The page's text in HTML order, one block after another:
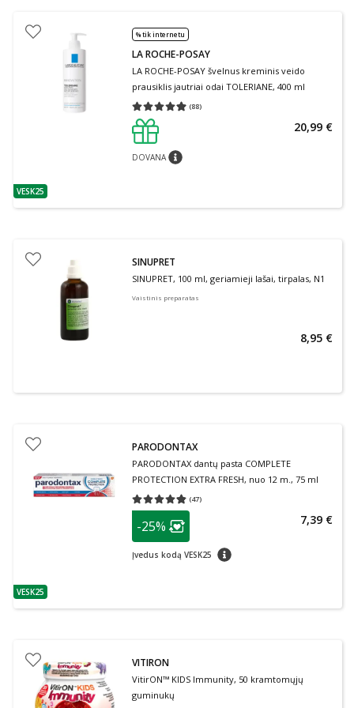
patarimas
VESK25
% tik internetu
LA ROCHE-POSAY
LA ROCHE-POSAY švelnus kreminis veido
prausiklis jautriai odai TOLERIANE, 400 ml
(88)
Vidutinis įvertinimas 4.91
DOVANApatarimas
20,99 €
SINUPRET
SINUPRET, 100 ml, geriamieji lašai, tirpalas, N1
Vaistinis preparatas
8,95 €
patarimas
VESK25
PARODONTAX
PARODONTAX dantų pasta COMPLETE
PROTECTION EXTRA FRESH, nuo 12 m., 75 ml
(47)
Vidutinis įvertinimas 4.79
patarimas
Lojalumo klubo narių nuolaida
-25%
Įvedus kodą VESK25 patarimas
7,39 €
VITIRON
VitirON™ KIDS Immunity, 50 kramtomųjų
guminukų